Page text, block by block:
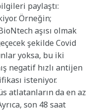
paylaştı:
Örneğin;
aşısı olmak
şekilde Covid
yoksa, bu iki
negatif hızlı antijen
isteniyor.
atlatanların da en az
son 48 saat